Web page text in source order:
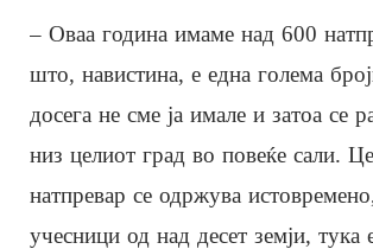
– Оваа година имаме над 600
што, навистина, е една голема
досега не сме ја имале и затоа се
низ целиот град во повеќе сали.
натпревар се одржува
учесници од над десет земји, тука